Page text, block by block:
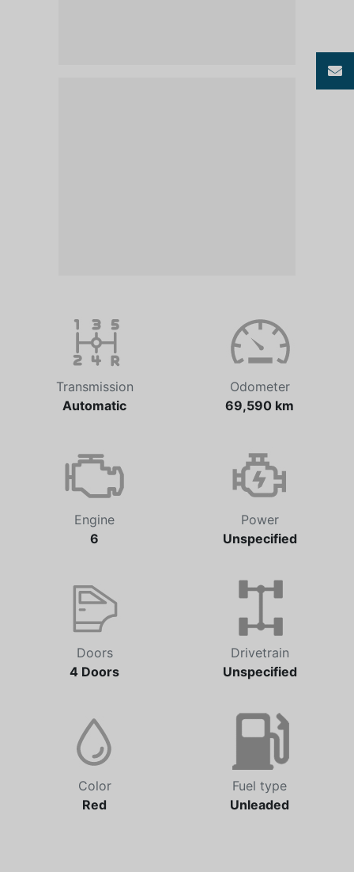
Automatic
69,590 km
6
Unspecified
4 Doors
Unspecified